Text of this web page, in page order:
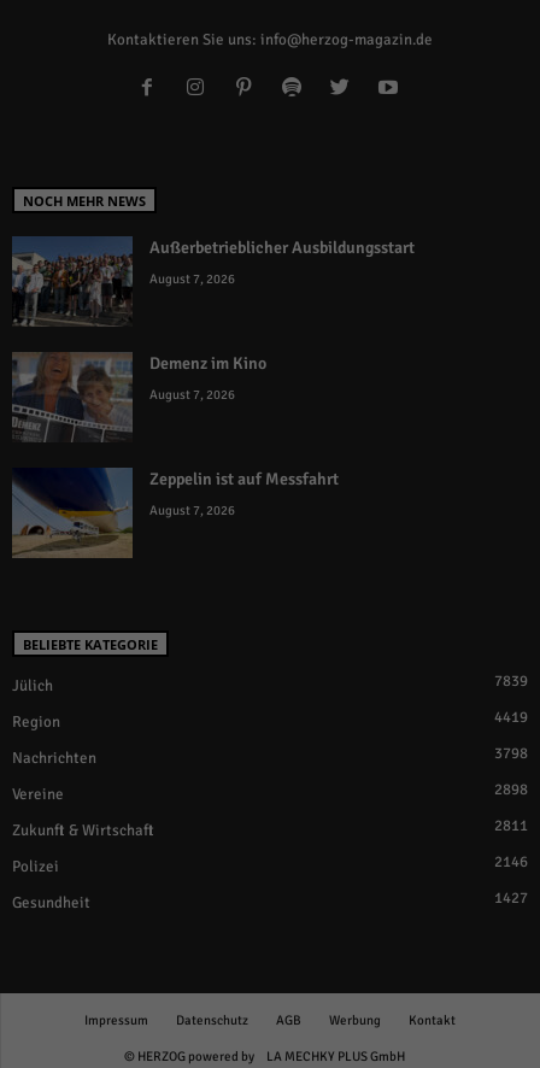
Kontaktieren Sie uns: info@herzog-magazin.de
NOCH MEHR NEWS
Außerbetrieblicher Ausbildungsstart
August 7, 2026
Demenz im Kino
August 7, 2026
Zeppelin ist auf Messfahrt
August 7, 2026
BELIEBTE KATEGORIE
Jülich 7839
Region 4419
Nachrichten 3798
Vereine 2898
Zukunft & Wirtschaft 2811
Polizei 2146
Gesundheit 1427
Impressum Datenschutz AGB Werbung Kontakt
© HERZOG powered by LA MECHKY PLUS GmbH